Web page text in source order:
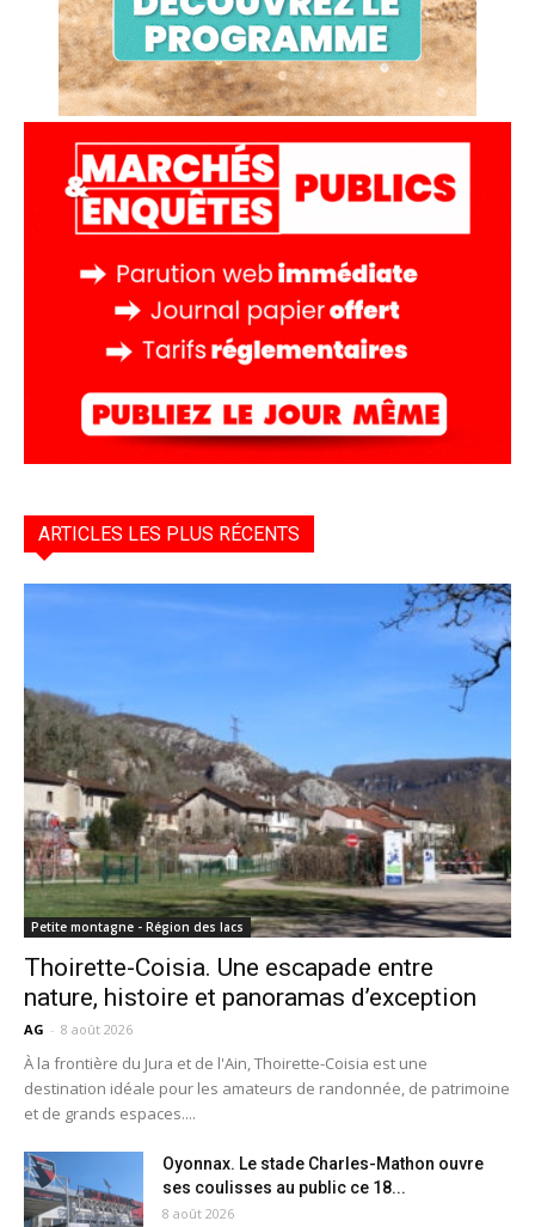
ARTICLES LES PLUS RÉCENTS
Petite montagne - Région des lacs
Thoirette-Coisia. Une escapade entre
nature, histoire et panoramas d’exception
AG - 8 août 2026
À la frontière du Jura et de l'Ain, Thoirette-Coisia est une
destination idéale pour les amateurs de randonnée, de patrimoine
et de grands espaces....
Oyonnax. Le stade Charles-Mathon ouvre
ses coulisses au public ce 18...
8 août 2026